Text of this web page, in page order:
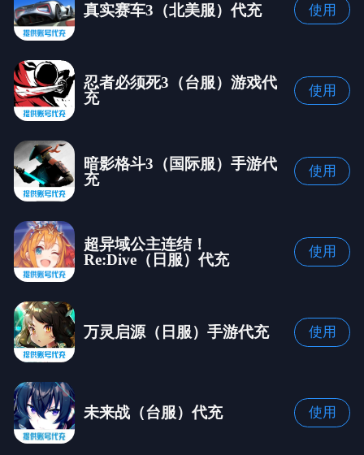
真实赛车3（北美服）代充 使用
忍者必须死3（台服）游戏代
充
使用
暗影格斗3（国际服）手游代
充
使用
超异域公主连结！
Re:Dive（日服）代充
使用
万灵启源（日服）手游代充 使用
未来战（台服）代充 使用